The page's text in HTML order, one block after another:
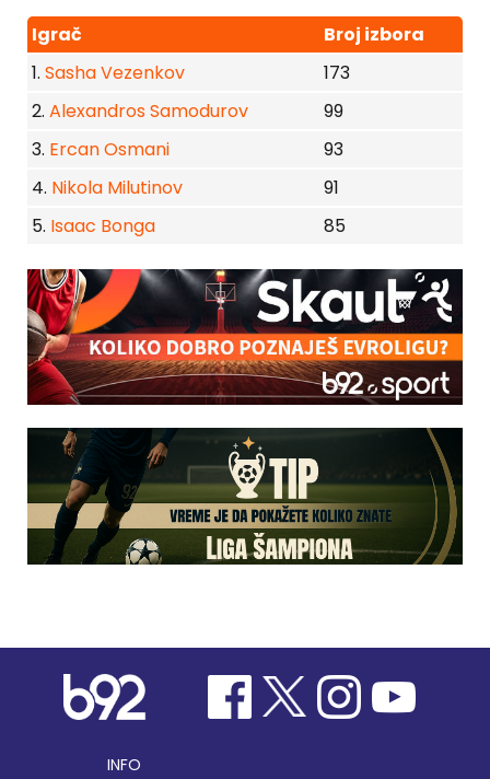
Igrač
Broj izbora
1. Sasha Vezenkov
173
2. Alexandros Samodurov
99
3. Ercan Osmani
93
4. Nikola Milutinov
91
5. Isaac Bonga 85
INFO